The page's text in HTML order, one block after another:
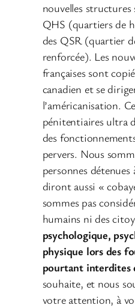
nouvelles
QHS (quartiers de
des QSR (quartier
renforcée). Les
françaises sont
canadien et se
l’américanisation.
pénitentiaires ultra
des
pervers. Nous
personnes
diront aussi «
sommes pas
humains ni des
psychologique,
physique lors des
pourtant interdites
souhaite, et nous
votre attention, à